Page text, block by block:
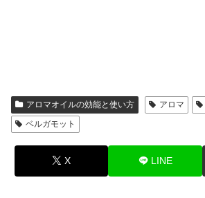
アロマオイルの効能と使い方 アロマ
ベルガモット
X LINE